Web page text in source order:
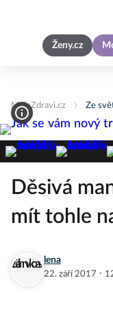
Ženy.cz
MojeZdravi.cz Ze
Děsivá
mít tohle
lena
22. září 2017 ·